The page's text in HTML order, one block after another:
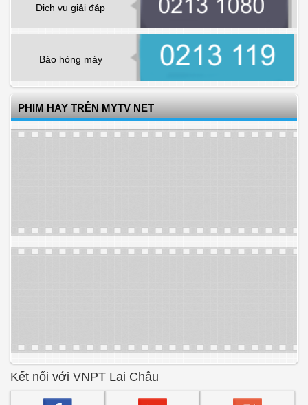
Dịch vụ giải đáp
Báo hỏng máy
PHIM HAY TRÊN MYTV NET
Kết nối với VNPT Lai Châu